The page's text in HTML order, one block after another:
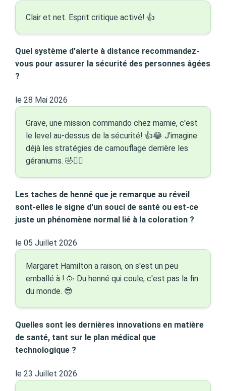
Clair et net. Esprit critique activé! 👍
Quel système d'alerte à distance recommandez-
vous pour assurer la sécurité des personnes âgées
?
le 28 Mai 2026
Grave, une mission commando chez mamie, c'est
le level au-dessus de la sécurité! 👍😂 J'imagine
déjà les stratégies de camouflage derrière les
géraniums. 🤣👵‍♀️
Les taches de henné que je remarque au réveil
sont-elles le signe d'un souci de santé ou est-ce
juste un phénomène normal lié à la coloration ?
le 05 Juillet 2026
Margaret Hamilton a raison, on s'est un peu
emballé à ! 🥳 Du henné qui coule, c'est pas la fin
du monde. 😎
Quelles sont les dernières innovations en matière
de santé, tant sur le plan médical que
technologique ?
le 23 Juillet 2026